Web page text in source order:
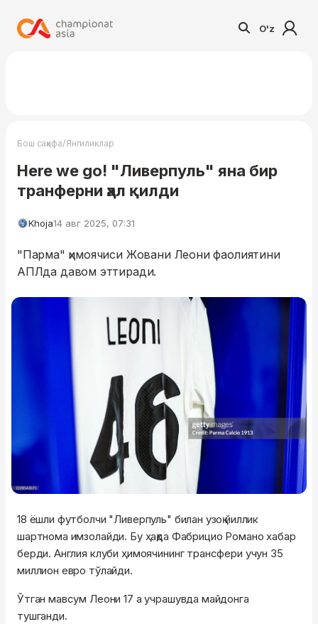
O'z
Бош саҳифа/Янгиликлар
Here we go! "Ливерпуль" яна бир
транферни ҳал қилди
Khoja14 авг 2025, 07:31
"Парма" ҳимоячиси Жовани Леони фаолиятини
АПЛда давом эттиради.
18 ёшли футболчи "Ливерпуль" билан узоқ йиллик
шартнома имзолайди. Бу ҳақда Фабрицио Романо хабар
берди. Англия клуби ҳимоячининг трансфери учун 35
миллион евро тўлайди.
Ўтган мавсум Леони 17 а учрашувда майдонга
тушганди.